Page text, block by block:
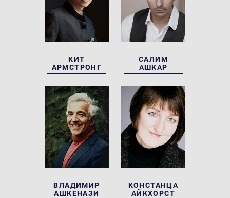
КИТ
АРМСТРОНГ
САЛИМ
АШКАР
ВЛАДИМИР
АШКЕНАЗИ
КОНСТАНЦА
АЙКХОРСТ